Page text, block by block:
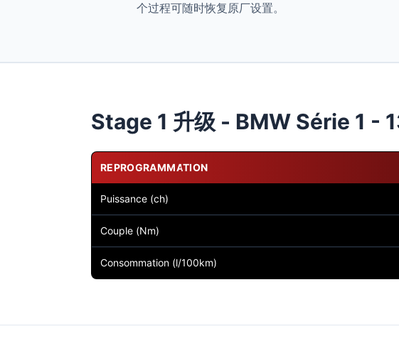
个过程可随时恢复原厂设置。
Stage 1 升级 - BMW Série 1 -
REPROGRAMMATION
Puissance (ch)
Couple (Nm)
Consommation (l/100km)